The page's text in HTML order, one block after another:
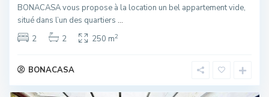
BONACASA vous propose à la location un bel appartement vide,
situé dans l’un des quartiers ...
2
2 250 m2
BONACASA